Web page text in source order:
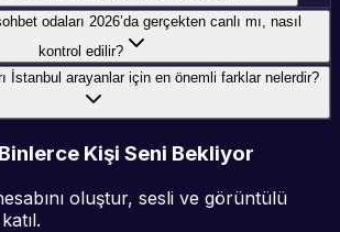
odaları 2026’da gerçekten canlı mı, nasıl
kontrol edilir?
İstanbul arayanlar için en önemli farklar nelerdir?
Kişi Seni Bekliyor
oluştur, sesli ve görüntülü